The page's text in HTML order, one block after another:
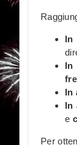
In
In
In
In
e
Per